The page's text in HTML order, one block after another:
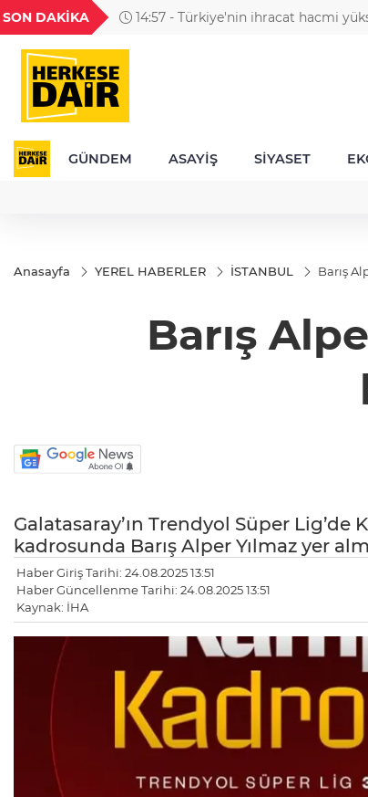
SON DAKİKA 14:57 - Türkiye'nin ihracat hacmi
18,2705
TND
16,3757
27,9743
GÜNDEM ASAYİŞ SİYASET
Anasayfa YEREL HABERLER İSTANBUL Barış
Barış
Galatasaray’ın Trendyol Süper
kadrosunda Barış Alper Yılmaz yer
Haber Giriş Tarihi: 24.08.2025 13:51
Haber Güncellenme Tarihi: 24.08.2025 13:51
Kaynak: İHA